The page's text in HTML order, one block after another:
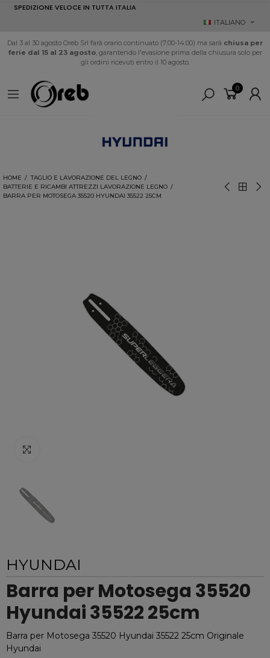
SPEDIZIONE VELOCE IN TUTTA ITALIA
ITALIANO
Dal 3 al 30 agosto Oreb Srl farà orario continuato (7:00-14:00) ma sarà chiusa per
ferie dal 15 al 23 agosto, garantendo l'evasione prima della chiusura solo per
gli ordini ricevuti entro il 10 agosto.
0
HOME
TAGLIO E LAVORAZIONE DEL LEGNO
BATTERIE E RICAMBI ATTREZZI LAVORAZIONE LEGNO
BARRA PER MOTOSEGA 35520 HYUNDAI 35522 25CM
HYUNDAI
Barra per Motosega 35520
Hyundai 35522 25cm
Barra per Motosega 35520 Hyundai 35522 25cm Originale
Hyundai